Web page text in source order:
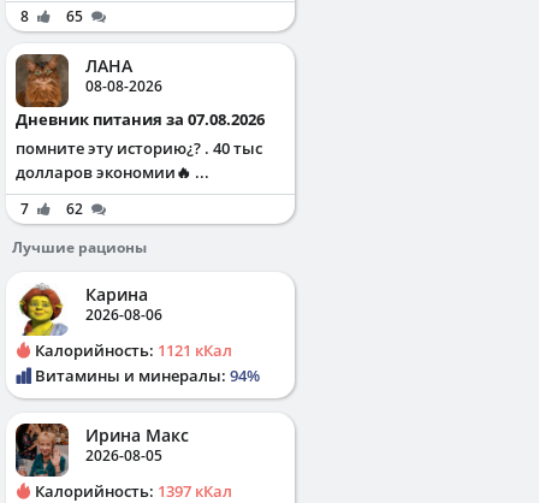
8 65
ЛАНА
08-08-2026
Дневник питания за 07.08.2026
помните эту историю¿? . 40 тыс
долларов экономии🔥 ...
7
62
Лучшие рационы
Карина
2026-08-06
Калорийность: 1121 кКал
Витамины и минералы: 94%
Ирина Макс
2026-08-05
Калорийность: 1397 кКал